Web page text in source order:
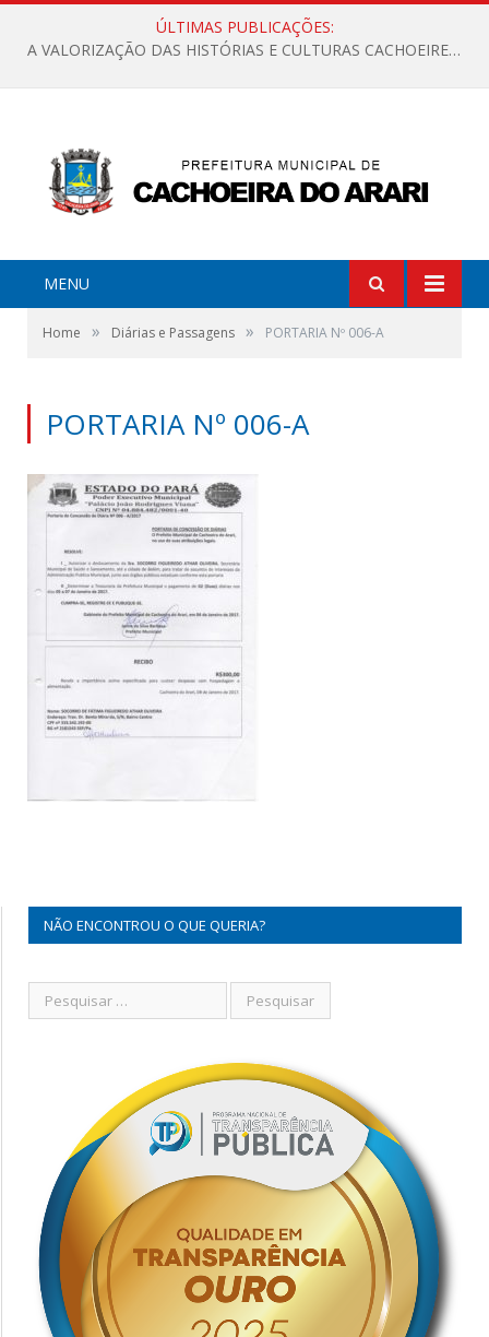
ÚLTIMAS PUBLICAÇÕES:
A VALORIZAÇÃO DAS HISTÓRIAS E CULTURAS CACHOEIRENSES
MENU
Home » Diárias e Passagens » PORTARIA Nº 006-A
PORTARIA Nº 006-A
NÃO ENCONTROU O QUE QUERIA?